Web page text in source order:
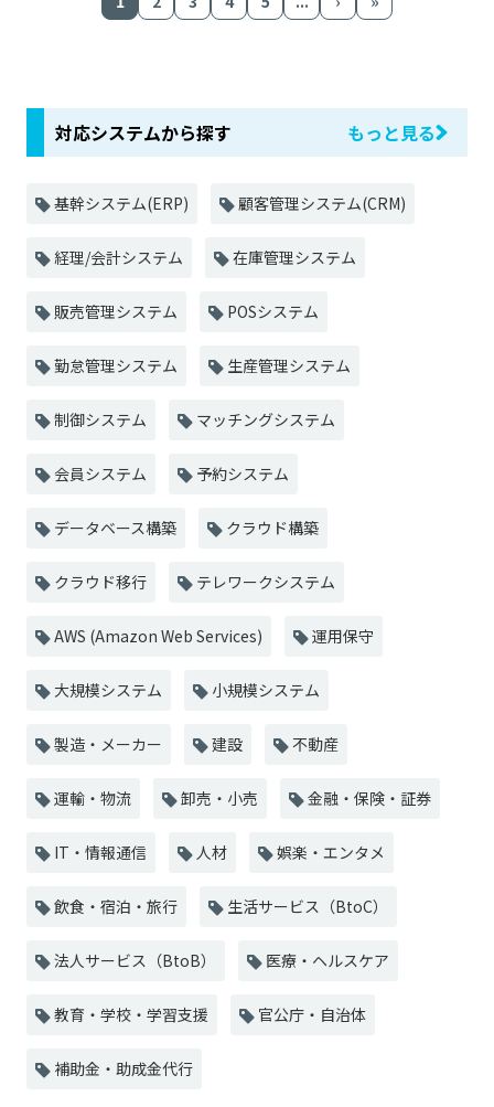
対応システムから探す もっと見る
基幹システム(ERP) 顧客管理システム(CRM)
経理/会計システム 在庫管理システム
販売管理システム POSシステム
勤怠管理システム 生産管理システム
制御システム マッチングシステム
会員システム 予約システム
データベース構築 クラウド構築
クラウド移行 テレワークシステム
AWS (Amazon Web Services) 運用保守
大規模システム 小規模システム
製造・メーカー 建設 不動産
運輸・物流 卸売・小売 金融・保険・証券
IT・情報通信 人材 娯楽・エンタメ
飲食・宿泊・旅行 生活サービス（BtoC）
法人サービス（BtoB） 医療・ヘルスケア
教育・学校・学習支援 官公庁・自治体
補助金・助成金代行